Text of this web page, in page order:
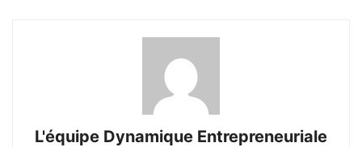
L'équipe Dynamique Entrepreneuriale